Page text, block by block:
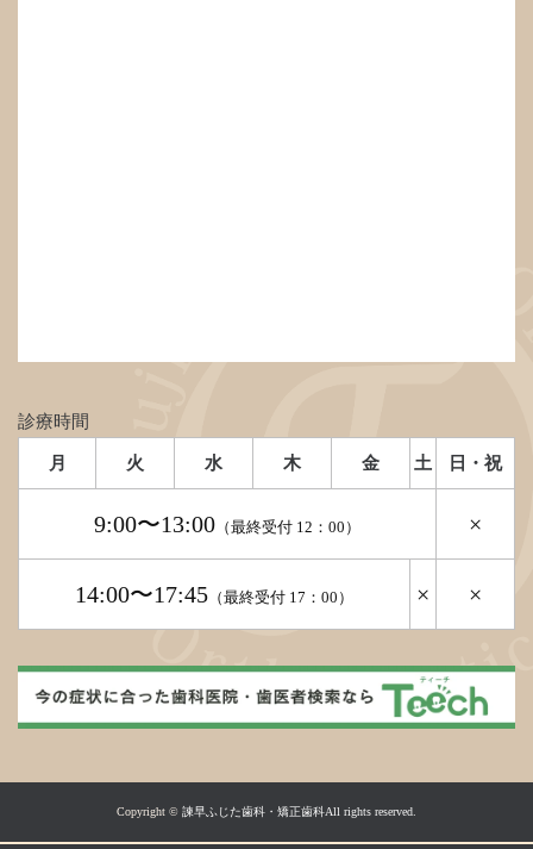
診療時間
月 火 水 木 金 土 日・祝
9:00〜13:00 （最終受付 12：00） ×
14:00〜17:45 （最終受付 17：00） × ×
Copyright © 諫早ふじた歯科・矯正歯科All rights reserved.